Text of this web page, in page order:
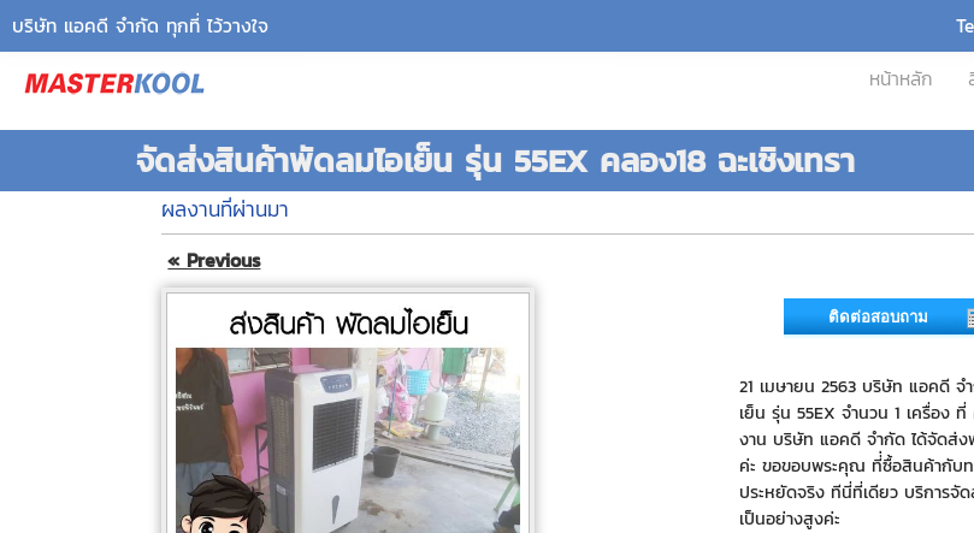
บริษัท แอคดี จำกัด ทุกที่ ไว้วางใจ
หน้าหลัก
จัดส่งสินค้าพัดลมไอเย็น รุ่น 55EX คลอง18 ฉะเชิงเทรา
ผลงานที่ผ่านมา
« Previous
21 เมษายน 2563 บริษัท แอคดี
เย็น รุ่น 55EX จำนวน 1 เครื่อง ที่
งาน บริษัท แอคดี จำกัด ได้จัดส่ง
ค่ะ ขอขอบพระคุณ ที่่ซื้อสินค้ากับท
ประหยัดจริง ทีนี่ที่เดียว บริการ
เป็นอย่างสูงค่ะ